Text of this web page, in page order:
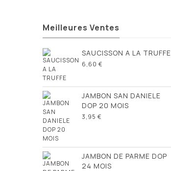
Meilleures Ventes
SAUCISSON A LA TRUFFE
6,60 €
JAMBON SAN DANIELE
DOP 20 MOIS
3,95 €
JAMBON DE PARME DOP
24 MOIS